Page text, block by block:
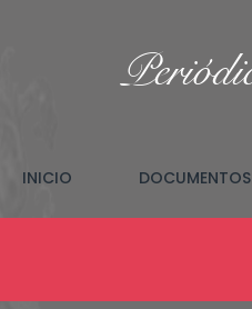
INICIO (CURRENT)